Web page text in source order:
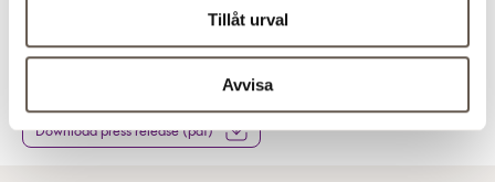
Tillåt urval
Avvisa
Market Act and/or the Financial Instruments Trading Act.
The information was released for publication at 10:00 on
Download press release (pdf)